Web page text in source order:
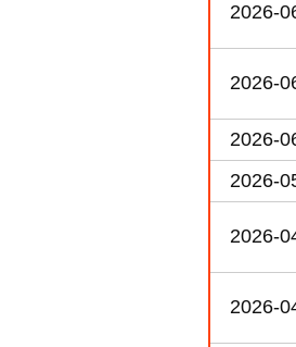
2026-
2026-
2026-
2026-
2026-
2026-